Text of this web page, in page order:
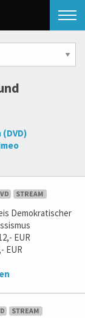
Demokratischer
EUR
EUR